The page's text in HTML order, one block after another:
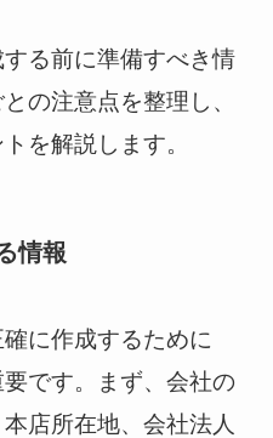
る前に準備すべき情
の注意点を整理し、
を解説します。
情報
に作成するために
です。まず、会社の
店所在地、会社法人